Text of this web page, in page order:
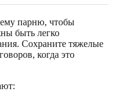
парню, чтобы
быть легко
Сохраните тяжелые
когда это